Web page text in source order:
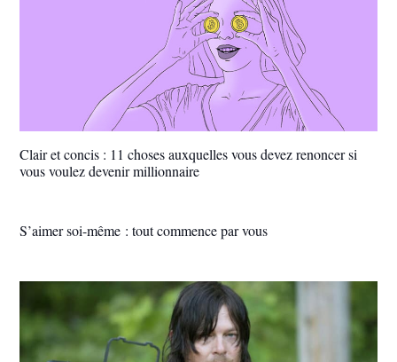
Clair et concis : 11 choses auxquelles vous devez renoncer si
vous voulez devenir millionnaire
S’aimer soi-même : tout commence par vous